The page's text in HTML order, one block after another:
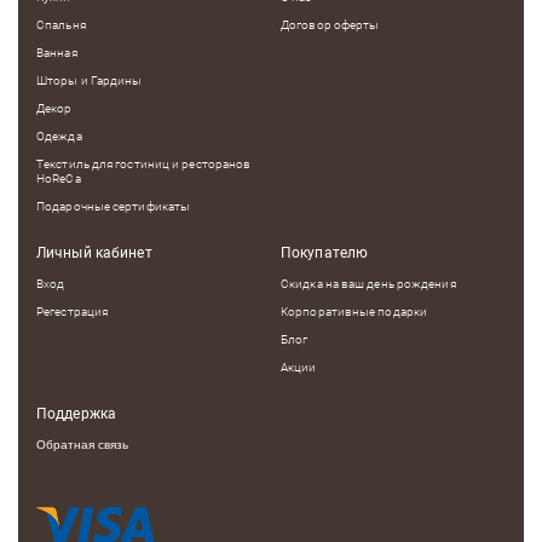
Спальня
Ванная
Шторы и Гардины
Декор
Одежда
Текстиль для гостиниц и ресторанов
HoReCa
Подарочные сертификаты
Договор оферты
Личный кабинет
Вход
Регестрация
Покупателю
Скидка на ваш день рождения
Корпоративные подарки
Блог
Акции
Поддержка
Обратная связь